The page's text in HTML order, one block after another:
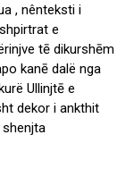
, nênteksti i
e
tē dikurshēm
kanē dalë nga
Ullinjtē e
dekor i ankthit